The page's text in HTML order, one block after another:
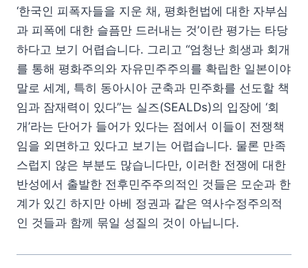
‘한국인 피폭자들을 지운 채, 평화헌법에 대한 자부심
과 피폭에 대한 슬픔만 드러내는 것’이란 평가는 타당
하다고 보기 어렵습니다. 그리고 “엄청난 희생과 회개
를 통해 평화주의와 자유민주주의를 확립한 일본이야
말로 세계, 특히 동아시아 군축과 민주화를 선도할 책
임과 잠재력이 있다”는 실즈(SEALDs)의 입장에 ‘회
개’라는 단어가 들어가 있다는 점에서 이들이 전쟁책
임을 외면하고 있다고 보기는 어렵습니다. 물론 만족
스럽지 않은 부분도 많습니다만, 이러한 전쟁에 대한
반성에서 출발한 전후민주주의적인 것들은 모순과 한
계가 있긴 하지만 아베 정권과 같은 역사수정주의적
인 것들과 함께 묶일 성질의 것이 아닙니다.